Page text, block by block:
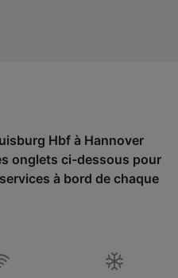
Hbf à Hannover
onglets ci-dessous pour
à bord de chaque